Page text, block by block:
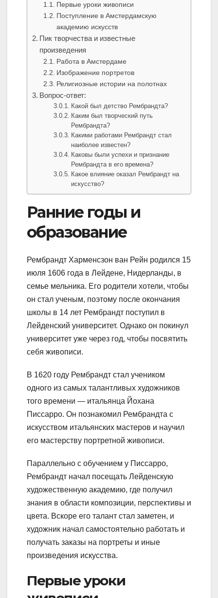
Первые уроки живописи
Поступление в Амстердамскую
академию искусств
Пик творчества и известные
произведения
Работа в Амстердаме
Изображение портретов
Религиозные истории на полотнах
Вопрос-ответ:
Какой был детство Рембрандта?
Каким был творческий путь
Рембрандта?
Какими работами Рембрандт стал
наиболее известен?
Каковы были успехи и признание
Рембрандта в его времена?
Какое влияние оказал Рембрандт на
искусство?
Ранние годы и
образование
Рембрандт Харменсзон ван Рейн родился 15
июля 1606 года в Лейдене, Нидерланды, в
семье мельника. Его родители хотели, чтобы
он стал ученым, поэтому после окончания
школы в 14 лет Рембрандт поступил в
Лейденский университет. Однако он покинул
университет уже через год, чтобы посвятить
себя живописи.
В 1620 году Рембрандт стал учеником
одного из самых талантливых художников
того времени — итальянца Йохана
Писсарро. Он познакомил Рембрандта с
искусством итальянских мастеров и научил
его мастерству портретной живописи.
Параллельно с обучением у Писсарро,
Рембрандт начал посещать Лейденскую
художественную академию, где получил
знания в области композиции, перспективы и
цвета. Вскоре его талант стал заметен, и
художник начал самостоятельно работать и
получать заказы на портреты и иные
произведения искусства.
Первые уроки